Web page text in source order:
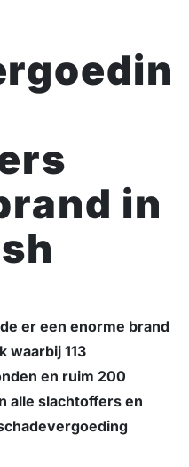
in
er een enorme brand
waarbij 113
en ruim 200
alle slachtoffers en